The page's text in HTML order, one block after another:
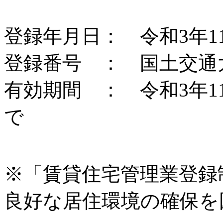
登録年月日： 令和3年
登録番号 ： 国土交通
有効期間 ： 令和3年11
で
※「賃貸住宅管理業登
良好な居住環境の確保